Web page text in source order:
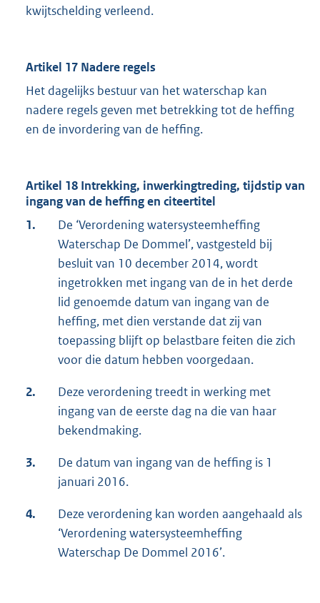
kwijtschelding verleend.
Artikel 17 Nadere regels
Het dagelijks bestuur van het waterschap kan
nadere regels geven met betrekking tot de heffing
en de invordering van de heffing.
Artikel 18 Intrekking, inwerkingtreding, tijdstip van
ingang van de heffing en citeertitel
1.
De ‘Verordening watersysteemheffing
Waterschap De Dommel’, vastgesteld bij
besluit van 10 december 2014, wordt
ingetrokken met ingang van de in het derde
lid genoemde datum van ingang van de
heffing, met dien verstande dat zij van
toepassing blijft op belastbare feiten die zich
voor die datum hebben voorgedaan.
2.
Deze verordening treedt in werking met
ingang van de eerste dag na die van haar
bekendmaking.
3.
De datum van ingang van de heffing is 1
januari 2016.
4.
Deze verordening kan worden aangehaald als
‘Verordening watersysteemheffing
Waterschap De Dommel 2016’.